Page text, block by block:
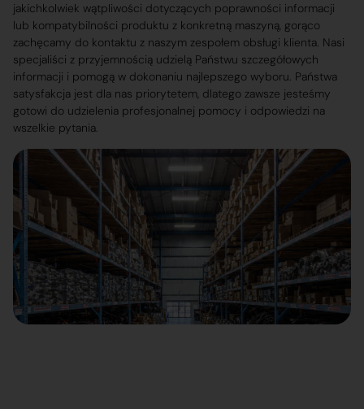
jakichkolwiek wątpliwości dotyczących poprawności informacji
lub kompatybilności produktu z konkretną maszyną, gorąco
zachęcamy do kontaktu z naszym zespołem obsługi klienta. Nasi
specjaliści z przyjemnością udzielą Państwu szczegółowych
informacji i pomogą w dokonaniu najlepszego wyboru. Państwa
satysfakcja jest dla nas priorytetem, dlatego zawsze jesteśmy
gotowi do udzielenia profesjonalnej pomocy i odpowiedzi na
wszelkie pytania.